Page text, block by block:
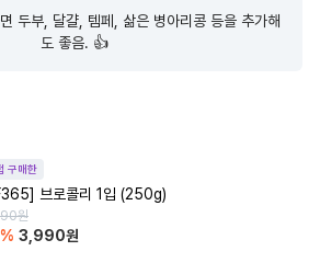
두부, 달걀, 템페, 삶은 병아리콩 등을 추가해
도 좋음. 👍
구매한
브로콜리 1입 (250g)
원
% 3,990원